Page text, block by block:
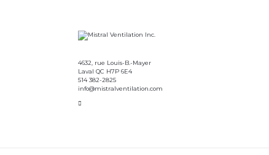
4632, rue Louis-B.-Mayer
Laval QC H7P 6E4
514 382-2825
info@mistralventilation.com